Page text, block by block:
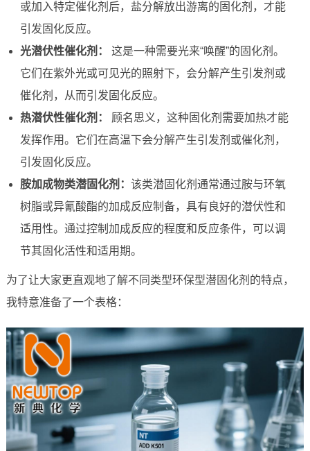
或加入特定催化剂后，盐分解放出游离的固化剂，才能
引发固化反应。
光潜伏性催化剂：
这是一种需要光来“唤醒”的固化剂。
它们在紫外光或可见光的照射下，会分解产生引发剂或
催化剂，从而引发固化反应。
热潜伏性催化剂：
顾名思义，这种固化剂需要加热才能
发挥作用。它们在高温下会分解产生引发剂或催化剂，
引发固化反应。
胺加成物类潜固化剂： 该类潜固化剂通常通过胺与环氧
树脂或异氰酸酯的加成反应制备，具有良好的潜伏性和
适用性。通过控制加成反应的程度和反应条件，可以调
节其固化活性和适用期。
为了让大家更直观地了解不同类型环保型潜固化剂的特点，
我特意准备了一个表格：